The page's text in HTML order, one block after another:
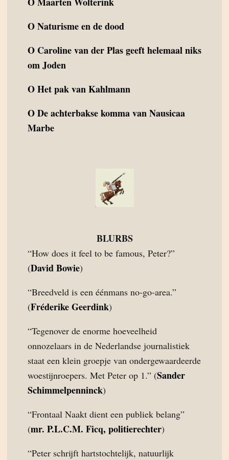
ONaturisme en de dood
O Caroline van der Plas geeft helemaal niks
om Joden
OHet pak van Kahlmann
ODe achterbakse komma van Nausicaa
Marbe
BLURBS
“How does it feel to be famous, Peter?”
(David Bowie)
“Breedveld is een éénmans no-go-area.”
(Fréderike Geerdink)
“Tegenover de enorme hoeveelheid
onnozelaars in de Nederlandse journalistiek
staat een klein groepje van ondergewaardeerde
woestijnroepers. Met Peter op 1.” (Sander
Schimmelpenninck)
“Frontaal Naakt dient een publiek belang”
(mr. P.L.C.M. Ficq, politierechter)
“Peter schrijft hartstochtelijk, natuurlijk